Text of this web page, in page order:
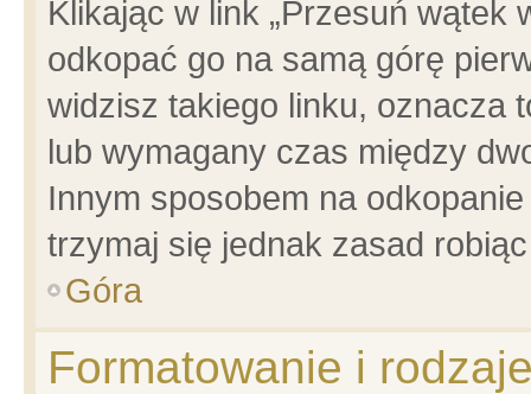
Klikając w link „Przesuń wątek
odkopać go na samą górę
widzisz takiego linku, oznacza
lub wymagany czas między
Innym sposobem na
trzymaj się jednak zasad
Góra
Formatowanie i